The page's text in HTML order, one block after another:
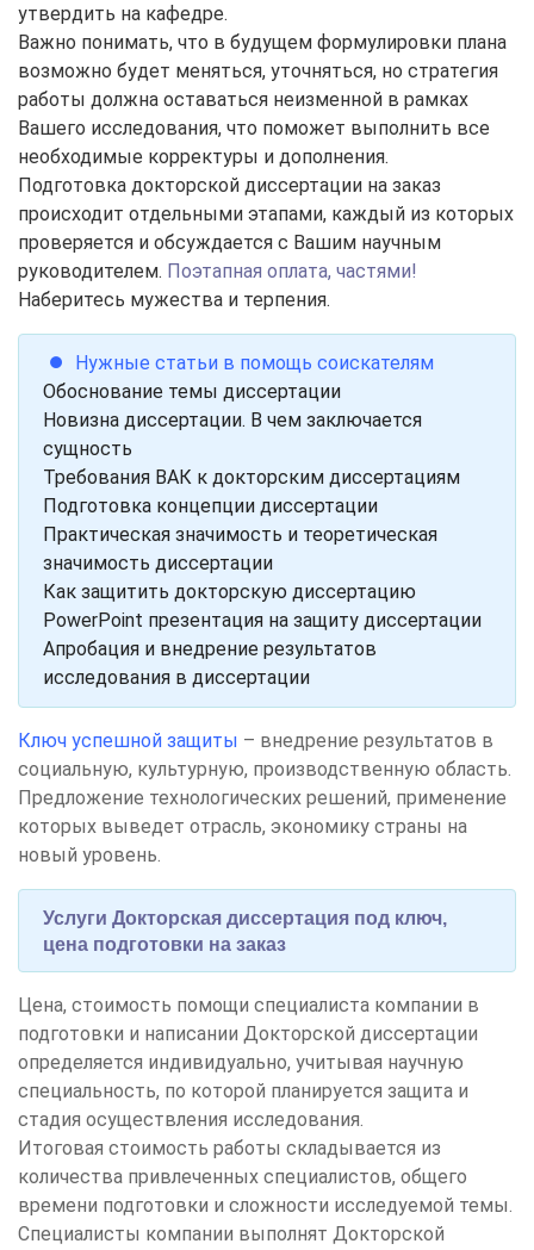
утвердить на кафедре.
Важно понимать, что в будущем формулировки плана
возможно будет меняться, уточняться, но стратегия
работы должна оставаться неизменной в рамках
Вашего исследования, что поможет выполнить все
необходимые корректуры и дополнения.
Подготовка докторской диссертации на заказ
происходит отдельными этапами, каждый из которых
проверяется и обсуждается с Вашим научным
руководителем. Поэтапная оплата, частями!
Наберитесь мужества и терпения.
⏺ Нужные статьи в помощь соискателям
Обоснование темы диссертации
Новизна диссертации. В чем заключается
сущность
Требования ВАК к докторским диссертациям
Подготовка концепции диссертации
Практическая значимость и теоретическая
значимость диссертации
Как защитить докторскую диссертацию
PowerPoint презентация на защиту диссертации
Апробация и внедрение результатов
исследования в диссертации
Ключ успешной защиты – внедрение результатов в
социальную, культурную, производственную область.
Предложение технологических решений, применение
которых выведет отрасль, экономику страны на
новый уровень.
Услуги Докторская диссертация под ключ,
цена подготовки на заказ
Цена, стоимость помощи специалиста компании в
подготовки и написании Докторской диссертации
определяется индивидуально, учитывая научную
специальность, по которой планируется защита и
стадия осуществления исследования.
Итоговая стоимость работы складывается из
количества привлеченных специалистов, общего
времени подготовки и сложности исследуемой темы.
Специалисты компании выполнят Докторской